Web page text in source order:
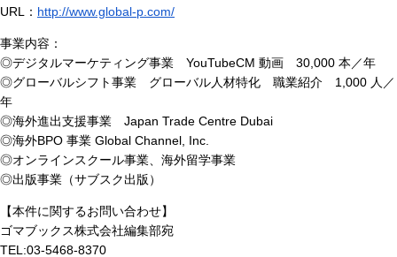
URL： http://www.global-p.com/
事業内容：
◎デジタルマーケティング事業 YouTubeCM 動画 30,000 本／年
◎グローバルシフト事業 グローバル人材特化 職業紹介 1,000 人／
年
◎海外進出支援事業 Japan Trade Centre Dubai
◎海外BPO 事業 Global Channel, Inc.
◎オンラインスクール事業、海外留学事業
◎出版事業（サブスク出版）
【本件に関するお問い合わせ】
ゴマブックス株式会社編集部宛
TEL:03-5468-8370